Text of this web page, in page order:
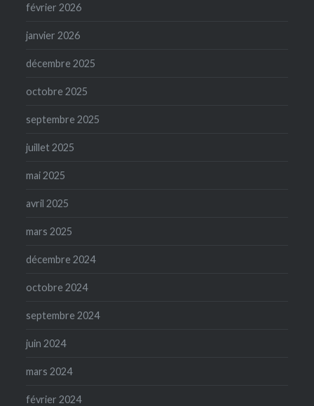
février 2026
janvier 2026
décembre 2025
octobre 2025
septembre 2025
juillet 2025
mai 2025
avril 2025
mars 2025
décembre 2024
octobre 2024
septembre 2024
juin 2024
mars 2024
février 2024